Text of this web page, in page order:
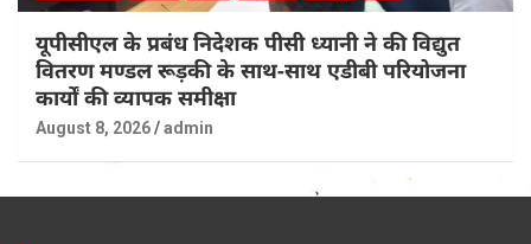
यूपीसीएल के प्रबंध निदेशक पीसी ध्यानी ने की विद्युत
वितरण मण्डल रूड़की के साथ-साथ एडीबी परियोजना
कार्यों की व्यापक समीक्षा
August 8, 2026 admin